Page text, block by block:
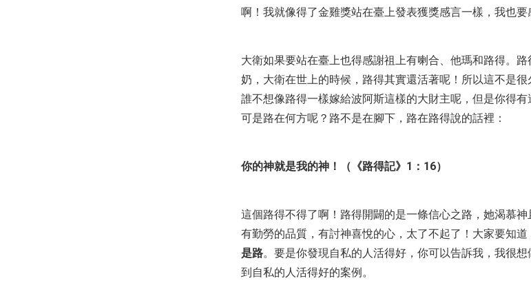
啊！我就像得了金雞獎站在臺上發表獲獎感言一樣，我也要
大衛如果要站在臺上也得感謝祖上有喇合、他瑪和路得。
奶，大衛在世上的時候，路得其實還活著呢！所以這不是很
誰不想像路得一樣嫁給波阿斯這樣的大財主呢，但是你得有
可是路在何方呢？路不是在腳下，路在路得說的話裡：
你的神就是我的神！（《路得記》1：16）
這個路得不得了啊！路得開闢的是一條信心之路，她渴慕神
有勤勞的品質，有討神喜悅的心，太了不起了！大家要知道
是路。要是你發現自私的人活得好，你可以告訴我，我很
到自私的人活得好的案例。